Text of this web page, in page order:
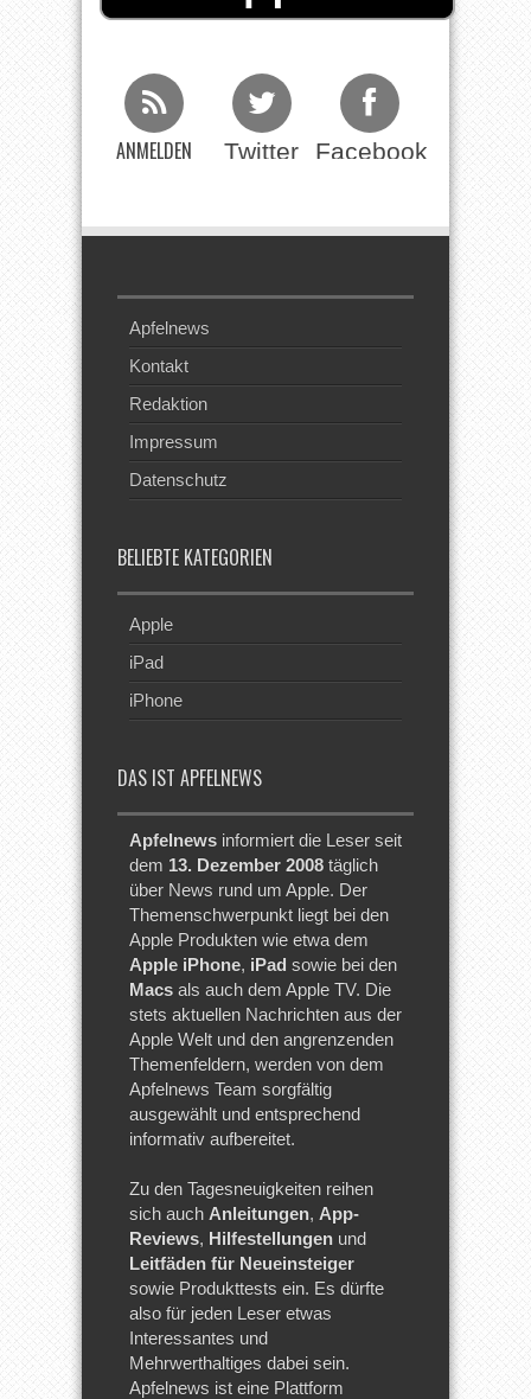
ANMELDEN Twitter Facebook
Apfelnews
Kontakt
Redaktion
Impressum
Datenschutz
BELIEBTE KATEGORIEN
Apple
iPad
iPhone
DAS IST APFELNEWS
Apfelnews informiert die Leser seit
dem 13. Dezember 2008 täglich
über News rund um Apple. Der
Themenschwerpunkt liegt bei den
Apple Produkten wie etwa dem
Apple iPhone, iPad sowie bei den
Macs als auch dem Apple TV. Die
stets aktuellen Nachrichten aus der
Apple Welt und den angrenzenden
Themenfeldern, werden von dem
Apfelnews Team sorgfältig
ausgewählt und entsprechend
informativ aufbereitet.
Zu den Tagesneuigkeiten reihen
sich auch Anleitungen, App-
Reviews, Hilfestellungen und
Leitfäden für Neueinsteiger
sowie Produkttests ein. Es dürfte
also für jeden Leser etwas
Interessantes und
Mehrwerthaltiges dabei sein.
Apfelnews ist eine Plattform